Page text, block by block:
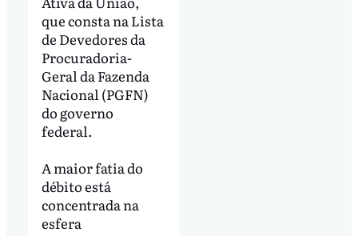
que consta na Lista
de Devedores da
Procuradoria-
Geral da Fazenda
Nacional (PGFN)
do governo
federal.
A maior fatia do
débito está
concentrada na
esfera